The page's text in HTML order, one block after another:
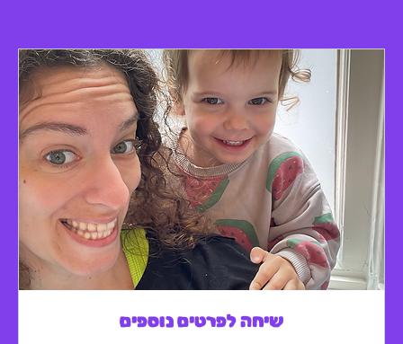
שיחה לפרטים נוספים